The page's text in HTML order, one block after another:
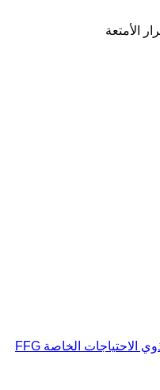
الأمتعة
مصعد ذوي الاحتياجات الخاصة FFG